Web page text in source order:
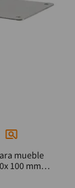
mueble
100 mm